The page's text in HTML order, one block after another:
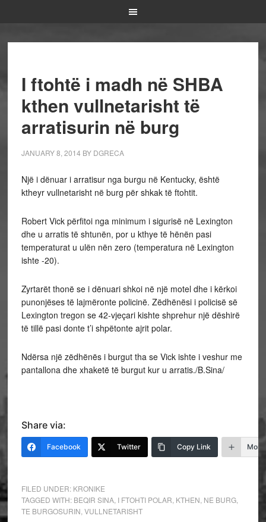
I ftohtë i madh në SHBA
kthen vullnetarisht të
arratisurin në burg
JANUARY 8, 2014 BY DGRECA
Një i dënuar i arratisur nga burgu në Kentucky, është
ktheyr vullnetarisht në burg për shkak të ftohtit.
Robert Vick përfitoi nga minimum i sigurisë në Lexington
dhe u arratis të shtunën, por u kthye të hënën pasi
temperaturat u ulën nën zero (temperatura në Lexington
ishte -20).
Zyrtarët thonë se i dënuari shkoi në një motel dhe i kërkoi
punonjëses të lajmëronte policinë. Zëdhënësi i policisë së
Lexington tregon se 42-vjeçari kishte shprehur një dëshirë
të tillë pasi donte t’i shpëtonte ajrit polar.
Ndërsa një zëdhënës i burgut tha se Vick ishte i veshur me
pantallona dhe xhaketë të burgut kur u arratis./B.Sina/
Share via:
Facebook Twitter Copy Link More
FILED UNDER: KRONIKE
TAGGED WITH: BEQIR SINA, I FTOHTI POLAR KTHEN NE BURG,
TE BURGOSURIN VULLNETARISHT